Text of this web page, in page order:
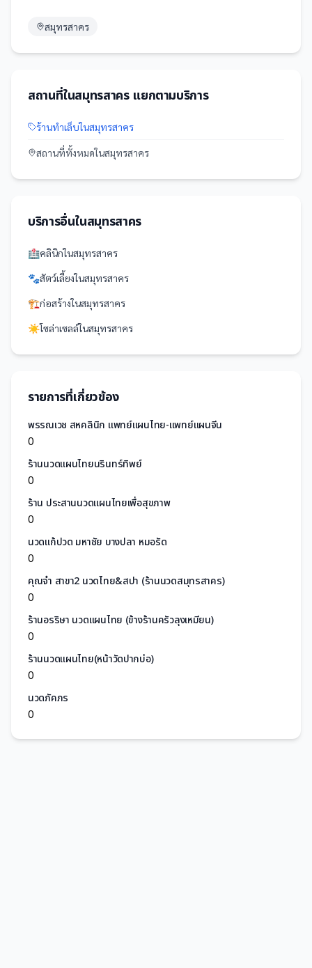
สมุทรสาคร
สถานที่ในสมุทรสาครแยกตามบริการ
ร้านทำเล็บในสมุทรสาคร
สถานที่ทั้งหมดในสมุทรสาคร
บริการอื่นในสมุทรสาคร
🏥คลินิกในสมุทรสาคร
🐾สัตว์เลี้ยงในสมุทรสาคร
🏗️ก่อสร้างในสมุทรสาคร
☀️โซล่าเซลล์ในสมุทรสาคร
รายการที่เกี่ยวข้อง
พรรณเวช สหคลินิก แพทย์แผนไทย-แพทย์แผนจีน
0
ร้านนวดแผนไทยนรินทร์ทิพย์
0
ร้าน ประสานนวดแผนไทยเพื่อสุขภาพ
0
นวดแก้ปวด มหาชัย บางปลา หมอรัด
0
คุณจ๋า สาขา2 นวดไทย&สปา (ร้านนวดสมุทรสาคร)
0
ร้านอรริษา นวดแผนไทย (ข้างร้านครัวลุงเหมียน)
0
ร้านนวดแผนไทย(หน้าวัดปากบ่อ)
0
นวดภัคภร
0